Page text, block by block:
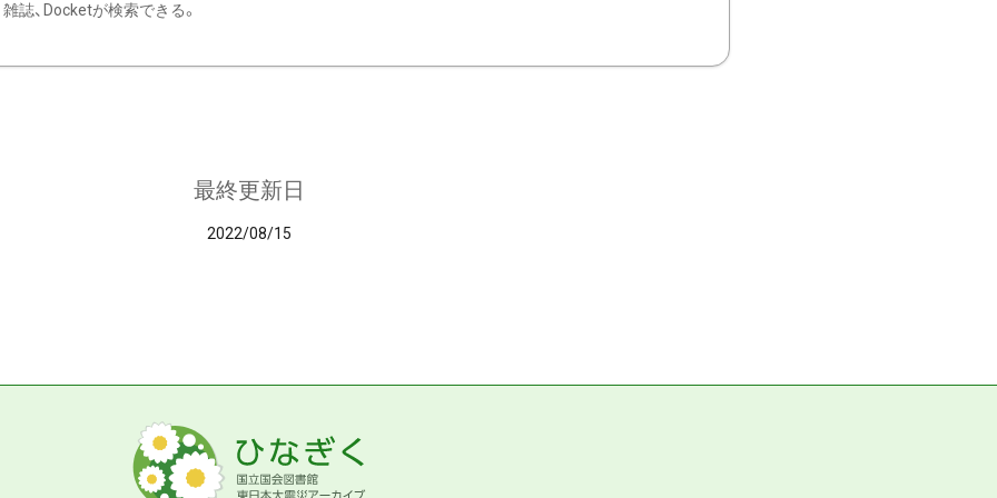
雑誌、Docketが検索できる。
最終更新日
2022/08/15